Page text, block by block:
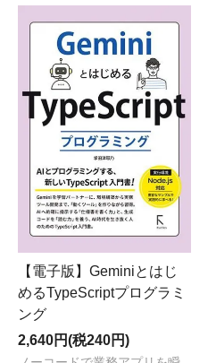
【電子版】Geminiとはじ
めるTypeScriptプログラミ
ング
2,640円(税240円)